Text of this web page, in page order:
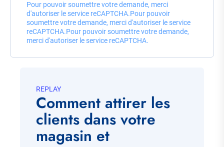
REPLAY
Comment attirer les
clients dans votre
magasin et
Pour pouvoir soumettre votre demande, merci
d'autoriser le service reCAPTCHA.Pour pouvoir
soumettre votre demande, merci d'autoriser le service
reCAPTCHA.Pour pouvoir soumettre votre demande,
merci d'autoriser le service reCAPTCHA.